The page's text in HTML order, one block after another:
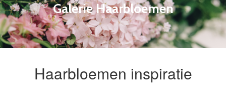
Galerie Haarbloemen
Haarbloemen inspiratie